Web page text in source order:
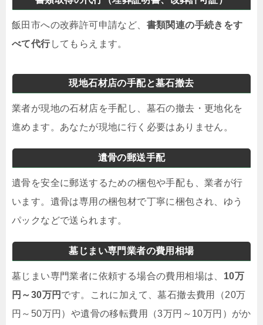
飯田市への改葬許可申請など、 書類関連の手続きをす
べて代行してもらえます。
現地石材店の手配と墓石撤去
業者が現地の石材店を手配し、墓石の撤去・更地化を
進めます。あなたが現地に行く必要はありません。
遺骨の郵送手配
遺骨を安全に郵送するための梱包や手配も、業者が行
います。遺骨は専用の梱包材で丁寧に梱包され、ゆう
パックなどで送られます。
墓じまい専門業者の費用相場
墓じまい専門業者に依頼する場合の費用相場は、 10万
円～30万円 です。これに加えて、墓石撤去費用（20万
円～50万円）や遺骨の移転費用（3万円～10万円）がか